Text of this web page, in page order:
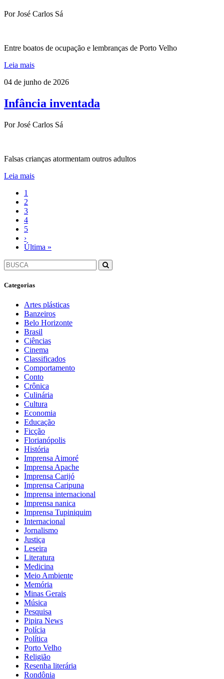
Por José Carlos Sá
Entre boatos de ocupação e lembranças de Porto Velho
Leia mais
04 de junho de 2026
Infância inventada
Por José Carlos Sá
Falsas crianças atormentam outros adultos
Leia mais
1
2
3
4
5
›
Última »
Categorias
Artes plásticas
Banzeiros
Belo Horizonte
Brasil
Ciências
Cinema
Classificados
Comportamento
Conto
Crônica
Culinária
Cultura
Economia
Educação
Ficção
Florianópolis
História
Imprensa Aimoré
Imprensa Apache
Imprensa Carijó
Imprensa Caripuna
Imprensa internacional
Imprensa nanica
Imprensa Tupiniquim
Internacional
Jornalismo
Justiça
Leseira
Literatura
Medicina
Meio Ambiente
Memória
Minas Gerais
Música
Pesquisa
Pipira News
Polícia
Política
Porto Velho
Religião
Resenha literária
Rondônia